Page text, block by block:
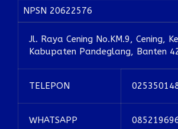
NPSN 20622576
Jl. Raya Cening No.KM.9, Cening,
Kabupaten Pandeglang, Banten
TELEPON
WHATSAPP